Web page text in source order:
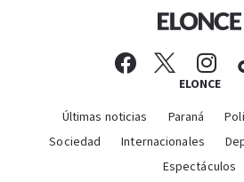
ELONCE
Últimas noticias Paraná
Sociedad
Internacionales
Espectáculos